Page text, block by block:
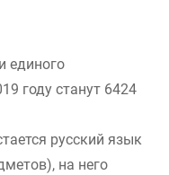
единого
году станут 6424
русский язык
на него